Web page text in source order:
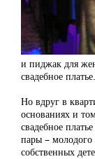
и пиджак для
свадебное платье.
Но вдруг в
основаниях и
свадебное
пары – молодого
собственных